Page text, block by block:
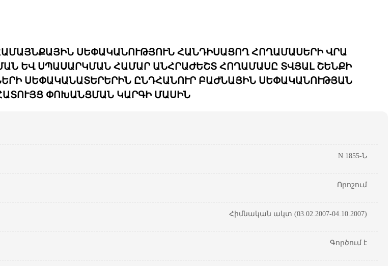
ՍԵՓԱԿԱՆՈՒԹՅՈՒՆ ՀԱՆԴԻՍԱՑՈՂ ՀՈՂԱՄԱՍԵՐԻ ՎՐԱ
ԵՎ ՍՊԱՍԱՐԿՄԱՆ ՀԱՄԱՐ ԱՆՀՐԱԺԵՇՏ ՀՈՂԱՄԱՍԸ ՏՎՅԱԼ ՇԵՆՔԻ
ՍԵՓԱԿԱՆԱՏԵՐԵՐԻՆ ԸՆԴՀԱՆՈՒՐ ԲԱԺՆԱՅԻՆ ՍԵՓԱԿԱՆՈՒԹՅԱՆ
ՓՈԽԱՆՑՄԱՆ ԿԱՐԳԻ ՄԱՍԻՆ
N 1855-Ն
Որոշում
Հիմնական ակտ (03.02.2007-04.10.2007)
Գործում է